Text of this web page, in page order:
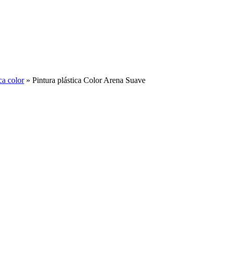
color»Pintura plástica Color Arena Suave